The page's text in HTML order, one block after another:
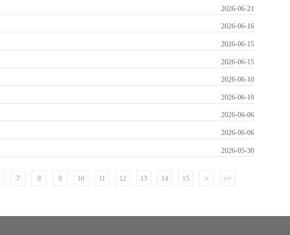
2026-06-21
2026-06-16
2026-06-15
2026-06-15
2026-06-10
2026-06-10
2026-06-06
2026-06-06
2026-05-30
7 8 9 10 11 12 13 14 15 > >>